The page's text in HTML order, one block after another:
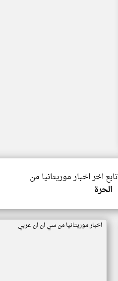
تابع اخر اخبار موريتانيا من
الحرة
اخبار موريتانيا من سي ان ان عربي